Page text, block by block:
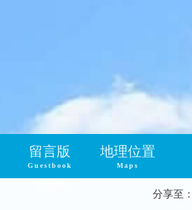
留言版
Guestbook
地理位置
Maps
分享至：